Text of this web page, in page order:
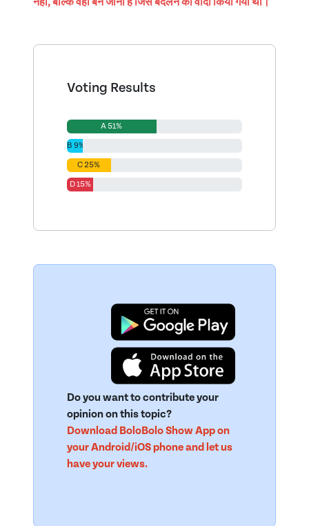
Voting Results
A 51%
B 9%
C 25%
D 15%
Do you want to contribute your
opinion on this topic?
Download BoloBolo Show App on
your Android/iOS phone and let us
have your views.